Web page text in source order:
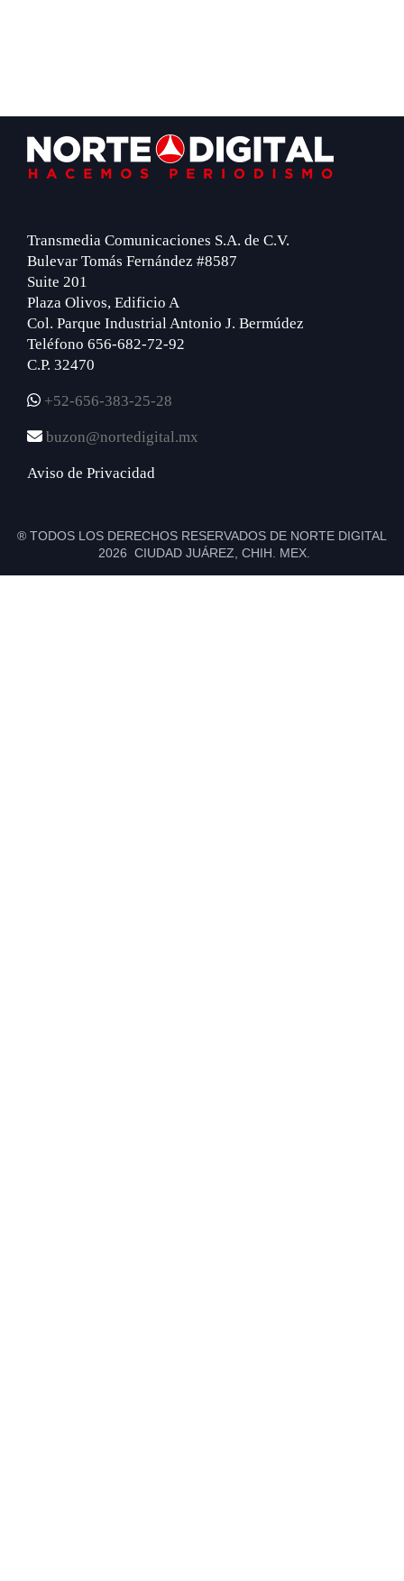
Footer
Transmedia Comunicaciones S.A. de C.V.
Bulevar Tomás Fernández #8587
Suite 201
Plaza Olivos, Edificio A
Col. Parque Industrial Antonio J. Bermúdez
Teléfono 656-682-72-92
C.P. 32470
+52-656-383-25-28
buzon@nortedigital.mx
Aviso de Privacidad
® TODOS LOS DERECHOS RESERVADOS DE NORTE DIGITAL
2026 CIUDAD JUÁREZ, CHIH. MEX.